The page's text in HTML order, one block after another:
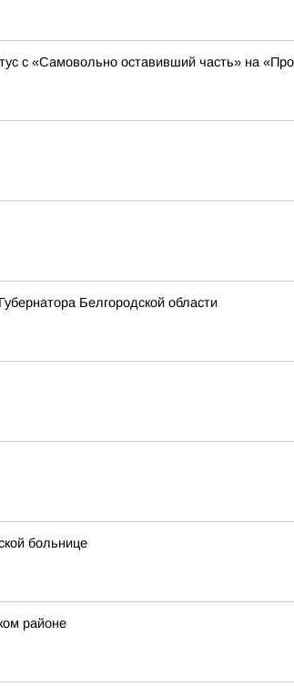
с «Самовольно оставивший часть» на
Белгородской области
больнице
районе